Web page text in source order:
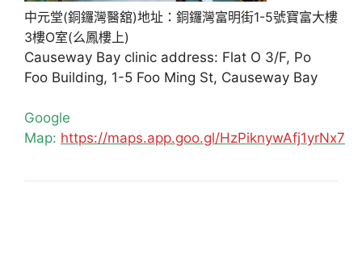
中元堂(銅鑼灣醫舘)地址：銅鑼灣富明街1-5號寶富大樓
3樓O室(么鳳樓上)
Causeway Bay clinic address: Flat O 3/F, Po
Foo Building, 1-5 Foo Ming St, Causeway Bay
Google
Map: https://maps.app.goo.gl/HzPiknywAfj1yrNx7